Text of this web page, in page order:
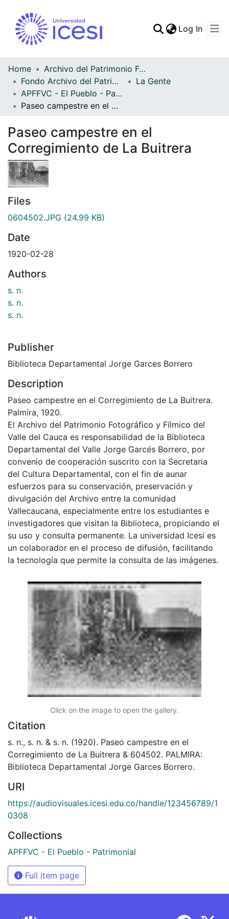
Statistics
Log In
Home
Archivo del Patrimonio Fotográfico y Fílmico del Valle del Cauca
Fondo Archivo del Patrimonio Fotográfico y Fílmico del Valle del Cauca
La Gente
APFFVC - El Pueblo - Patrimonial
Paseo campestre en el Corregimiento de La Buitrera
Paseo campestre en el
Corregimiento de La Buitrera
Files
0604502.JPG (24.99 KB)
Date
1920-02-28
Authors
s. n.
s. n.
s. n.
Publisher
Biblioteca Departamental Jorge Garces Borrero
Description
Paseo campestre en el Corregimiento de La Buitrera.
Palmira, 1920.
El Archivo del Patrimonio Fotográfico y Fílmico del
Valle del Cauca es responsabilidad de la Biblioteca
Departamental del Valle Jorge Garcés Borrero, por
convenio de cooperación suscrito con la Secretaria
del Cultura Departamental, con el fin de aunar
esfuerzos para su conservación, preservación y
divulgación del Archivo entre la comunidad
Vallecaucana, especialmente entre los estudiantes e
investigadores que visitan la Biblioteca, propiciando el
su uso y consulta permanente. La universidad Icesi es
un colaborador en el proceso de difusión, facilitando
la tecnología que permite la consulta de las imágenes.
Click on the image to open the gallery.
Citation
s. n., s. n. & s. n. (1920). Paseo campestre en el
Corregimiento de La Buitrera & 604502. PALMIRA:
Biblioteca Departamental Jorge Garces Borrero.
URI
https://audiovisuales.icesi.edu.co/handle/123456789/1
0308
Collections
APFFVC - El Pueblo - Patrimonial
Full item page